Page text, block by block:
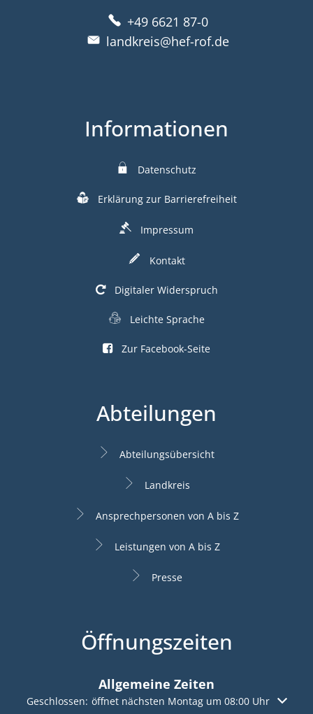
+49 6621 87-0
landkreis@hef-rof.de
Informationen
Datenschutz
Erklärung zur Barrierefreiheit
Impressum
Kontakt
Digitaler Widerspruch
Leichte Sprache
Zur Facebook-Seite
Abteilungen
Abteilungsübersicht
Landkreis
Ansprechpersonen von A bis Z
Leistungen von A bis Z
Presse
Öffnungszeiten
Allgemeine Zeiten
Klicken, um weitere Öffnungs- oder Schließzeiten
Geschlossen: öffnet nächsten Montag um 08:00 Uhr